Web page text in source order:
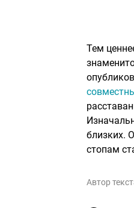
Тем
близких.
стопам
Автор